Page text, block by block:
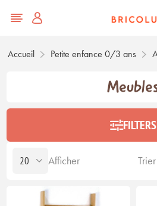
Accueil Petite enfance 0/3 ans
FILTERS
Afficher